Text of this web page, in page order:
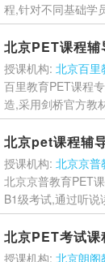
程,针对不同基础学
含预备和冲刺阶段,
能力。课程采用剑
资团队授课,帮助学
北京PET课程辅
授课机构: 北京百里
百里教育PET课程
造,采用剑桥官方教
真实语料,通过分级
场景化训练,全面提
课程特色包括三...[
北京pet课程辅
授课机构: 北京京普
北京京普教育PET
B1级考试,通过听
综合能力。课程采
战、双师互动模式,
学,适合不同基础学
北京PET考试课
授课机构: 北京朗阁